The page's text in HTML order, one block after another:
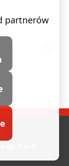
partnerów